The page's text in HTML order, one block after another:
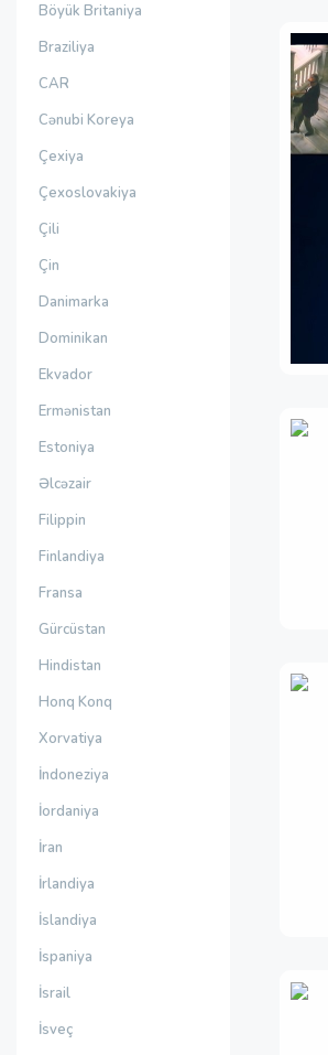
Böyük Britaniya
Braziliya
CAR
Cənubi Koreya
Çexiya
Çexoslovakiya
Çili
Çin
Danimarka
Dominikan
Ekvador
Ermənistan
Estoniya
Əlcəzair
Filippin
Finlandiya
Fransa
Gürcüstan
Hindistan
Honq Konq
Xorvatiya
İndoneziya
İordaniya
İran
İrlandiya
İslandiya
İspaniya
İsrail
İsveç